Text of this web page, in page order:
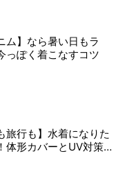
ム】なら暑い日もラ
っぽく着こなすコツ
旅行も】水着になりた
体形カバーとUV対策を
ア速報